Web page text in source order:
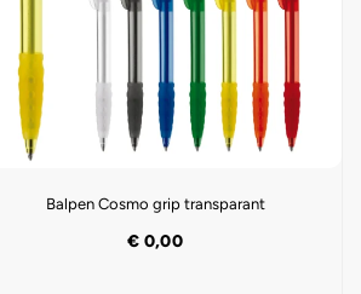
Balpen Cosmo grip transparant
€ 0,00